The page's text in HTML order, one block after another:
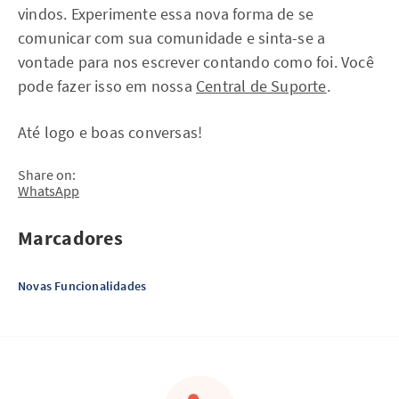
vindos. Experimente essa nova forma de se
comunicar com sua comunidade e sinta-se a
vontade para nos escrever contando como foi. Você
pode fazer isso em nossa Central de Suporte.
Até logo e boas conversas!
Share on:
WhatsApp
Marcadores
Novas Funcionalidades